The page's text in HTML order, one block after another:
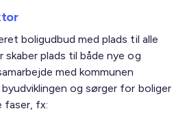
boligudbud med plads til alle
skaber plads til både nye og
med kommunen
og sørger for boliger
faser, fx: